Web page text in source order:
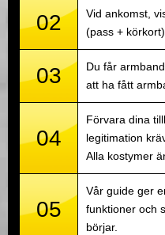
02
Vid ankomst,
(pass +
03
Du får
att ha fått
04
Förvara dina
legitimation
Alla kostymer
05
Vår guide ger
funktioner och
börjar.